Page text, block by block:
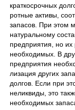
краткосрочных
ротные активы,
запасов. При этом
натуральному
предприятия, но
необходимых. В
предприятия
лизация других
долгов. Если при
неликвиды, это
необходимых